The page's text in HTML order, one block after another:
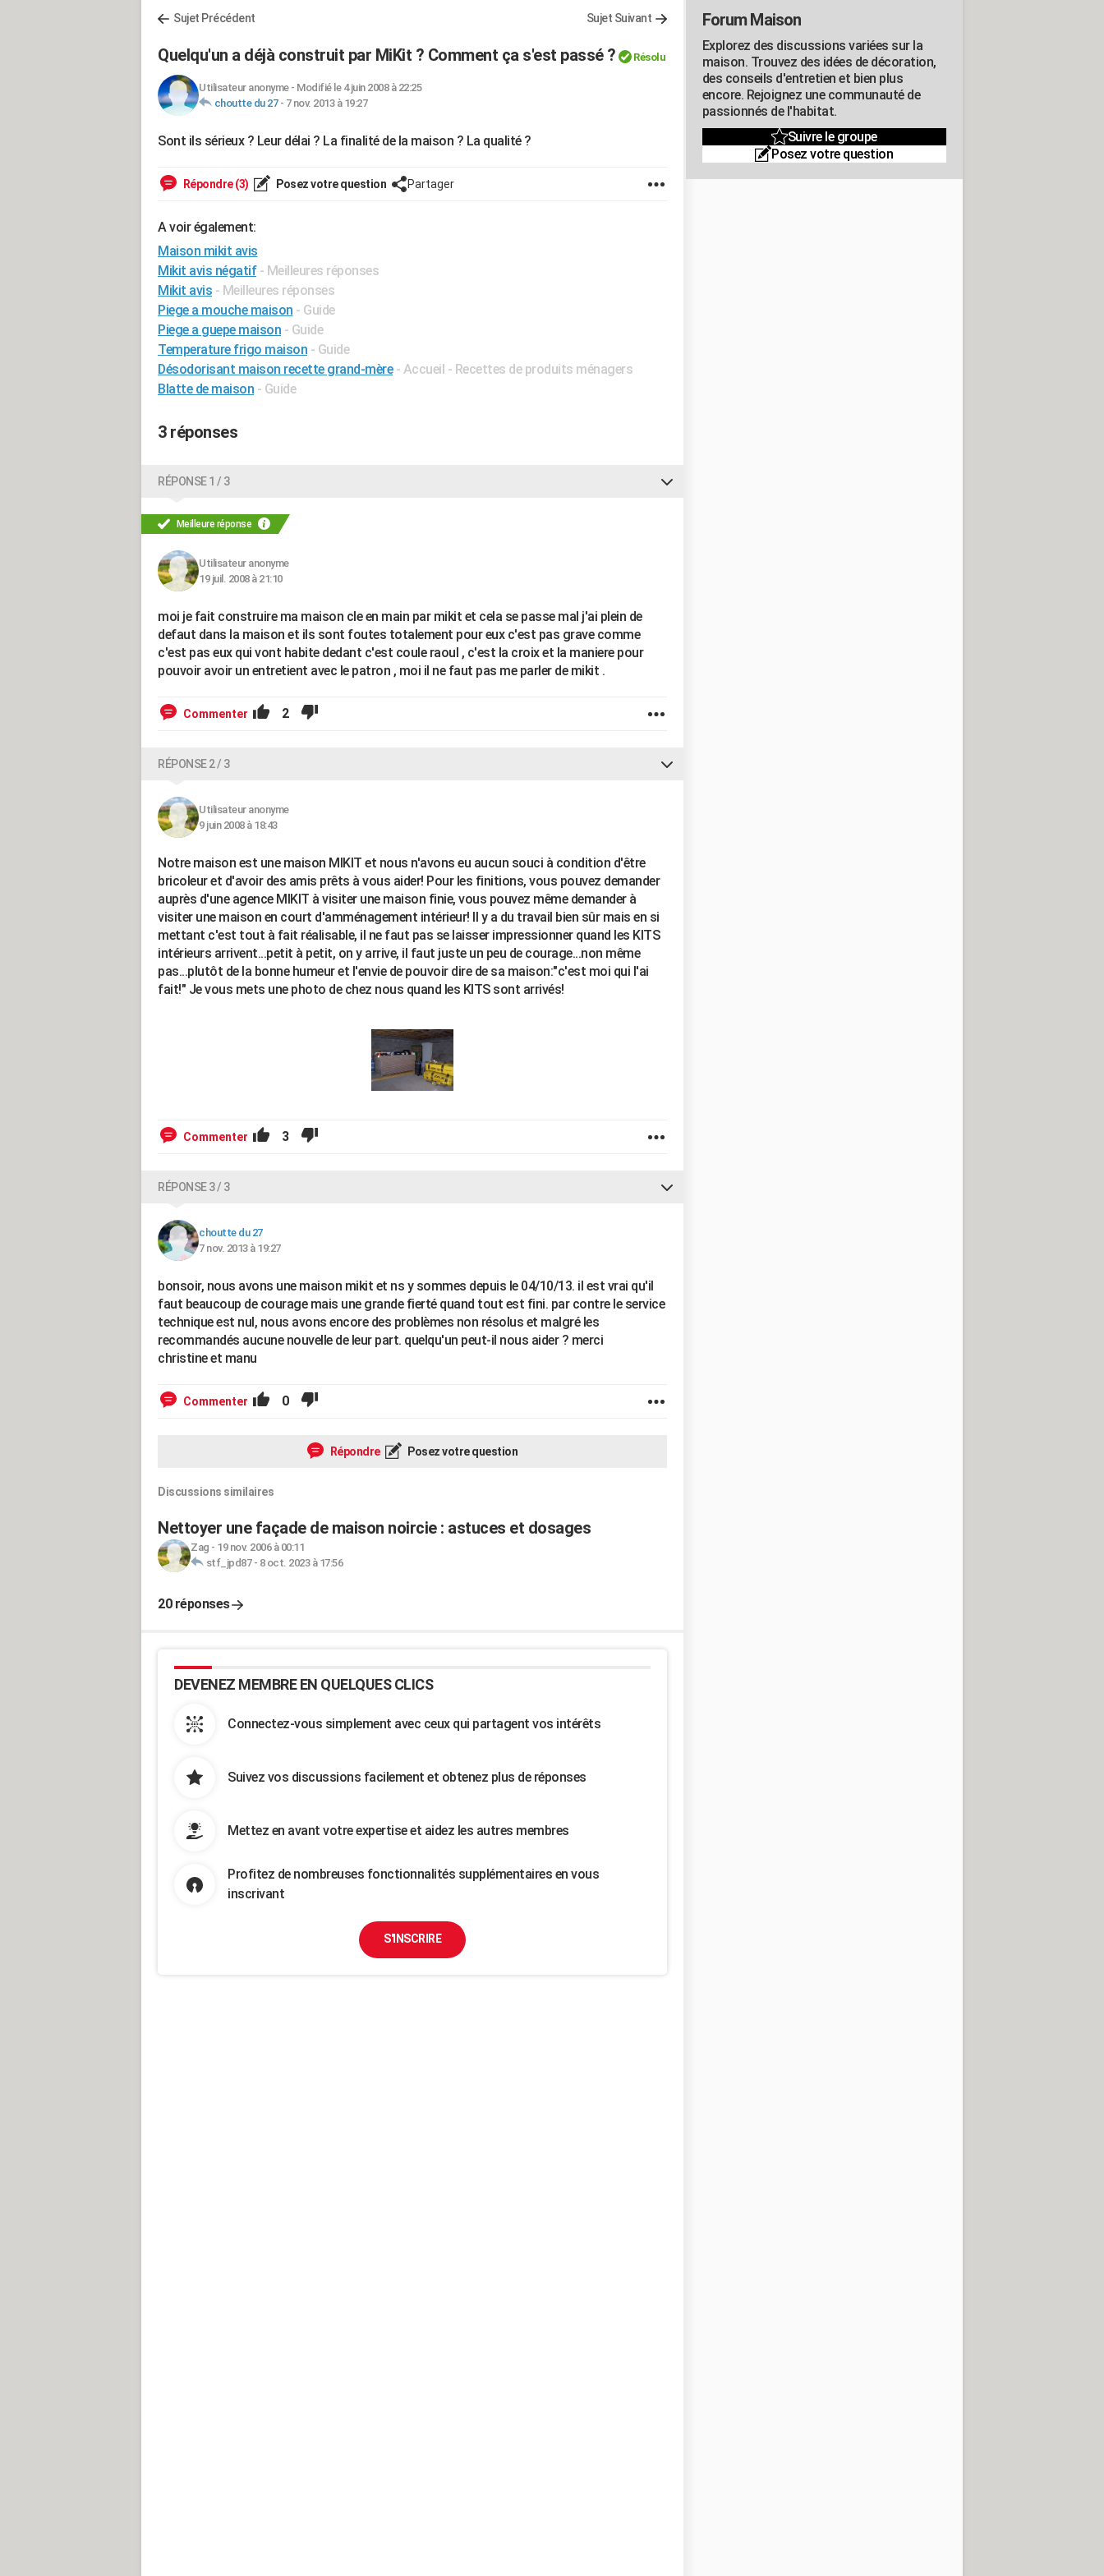
Sujet Précédent Sujet Suivant
Quelqu'un a déjà construit par MiKit ? Comment ça s'est passé ? Résolu
Utilisateur anonyme- Modifié le 4 juin 2008 à 22:25
choutte du 27- 7 nov. 2013 à 19:27
Sont ils sérieux ? Leur délai ? La finalité de la maison ? La qualité ?
Répondre (3) Posez votre question Partager
A voir également:
Maison mikit avis
Mikit avis négatif - Meilleures réponses
Mikit avis - Meilleures réponses
Piege a mouche maison - Guide
Piege a guepe maison - Guide
Temperature frigo maison - Guide
Désodorisant maison recette grand-mère - Accueil - Recettes de produits ménagers
Blatte de maison - Guide
3 réponses
RÉPONSE 1 / 3
Meilleure réponse
Utilisateur anonyme
19 juil. 2008 à 21:10
moi je fait construire ma maison cle en main par mikit et cela se passe mal j'ai plein de
defaut dans la maison et ils sont foutes totalement pour eux c'est pas grave comme
c'est pas eux qui vont habite dedant c'est coule raoul , c'est la croix et la maniere pour
pouvoir avoir un entretient avec le patron , moi il ne faut pas me parler de mikit .
Commenter 2
RÉPONSE 2 / 3
Utilisateur anonyme
9 juin 2008 à 18:43
Notre maison est une maison MIKIT et nous n'avons eu aucun souci à condition d'être
bricoleur et d'avoir des amis prêts à vous aider! Pour les finitions, vous pouvez demander
auprès d'une agence MIKIT à visiter une maison finie, vous pouvez même demander à
visiter une maison en court d'amménagement intérieur! Il y a du travail bien sûr mais en si
mettant c'est tout à fait réalisable, il ne faut pas se laisser impressionner quand les KITS
intérieurs arrivent...petit à petit, on y arrive, il faut juste un peu de courage...non même
pas...plutôt de la bonne humeur et l'envie de pouvoir dire de sa maison:"c'est moi qui l'ai
fait!" Je vous mets une photo de chez nous quand les KITS sont arrivés!
Commenter 3
RÉPONSE 3 / 3
choutte du 27
7 nov. 2013 à 19:27
bonsoir, nous avons une maison mikit et ns y sommes depuis le 04/10/13. il est vrai qu'il
faut beaucoup de courage mais une grande fierté quand tout est fini. par contre le service
technique est nul, nous avons encore des problèmes non résolus et malgré les
recommandés aucune nouvelle de leur part. quelqu'un peut-il nous aider ? merci
christine et manu
Commenter 0
Répondre Posez votre question
Discussions similaires
Nettoyer une façade de maison noircie : astuces et dosages
Zag - 19 nov. 2006 à 00:11
stf_jpd87- 8 oct. 2023 à 17:56
20 réponses
DEVENEZ MEMBRE EN QUELQUES CLICS
Connectez-vous simplement avec ceux qui partagent vos intérêts
Suivez vos discussions facilement et obtenez plus de réponses
Mettez en avant votre expertise et aidez les autres membres
Profitez de nombreuses fonctionnalités supplémentaires en vous
inscrivant
S'INSCRIRE
Forum Maison
Explorez des discussions variées sur la
maison. Trouvez des idées de décoration,
des conseils d'entretien et bien plus
encore. Rejoignez une communauté de
passionnés de l'habitat.
Suivre le groupe
Posez votre question